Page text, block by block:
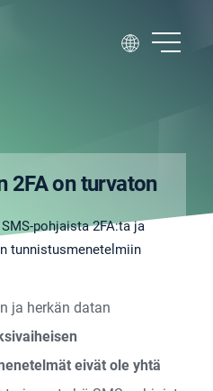
2FA on turvaton
pohjaista 2FA:ta ja
tunnistusmenetelmiin
ja herkän datan
eivät ole yhtä